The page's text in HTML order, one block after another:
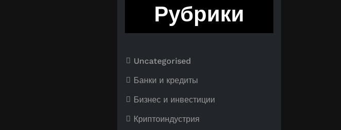
Рубрики
Uncategorised
Банки и кредиты
Бизнес и инвестиции
Криптоиндустрия